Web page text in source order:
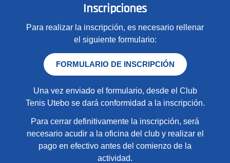
Inscripciones
Para realizar la inscripción, es necesario rellenar
el siguiente formulario:
FORMULARIO DE INSCRIPCIÓN
Una vez enviado el formulario, desde el Club
Tenis Utebo se dará conformidad a la inscripción.
Para cerrar definitivamente la inscripción, será
necesario acudir a la oficina del club y realizar el
pago en efectivo antes del comienzo de la
actividad.